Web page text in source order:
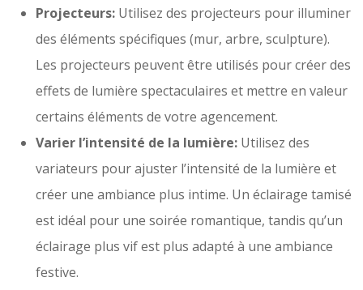
Projecteurs: Utilisez des projecteurs pour illuminer
des éléments spécifiques (mur, arbre, sculpture).
Les projecteurs peuvent être utilisés pour créer des
effets de lumière spectaculaires et mettre en valeur
certains éléments de votre agencement.
Varier l’intensité de la lumière: Utilisez des
variateurs pour ajuster l’intensité de la lumière et
créer une ambiance plus intime. Un éclairage tamisé
est idéal pour une soirée romantique, tandis qu’un
éclairage plus vif est plus adapté à une ambiance
festive.